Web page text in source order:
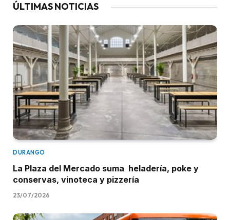
ÚLTIMAS NOTICIAS
DURANGO
La Plaza del Mercado suma heladería, poke y
conservas, vinoteca y pizzería
23/07/2026